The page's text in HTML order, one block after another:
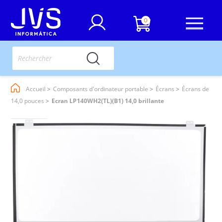
0
Accueil Composants d'ordinateur portable Écrans
Écrans de
14,0 pouces
Ecran LP140WH2(TL)(B1) 14,0 brillante